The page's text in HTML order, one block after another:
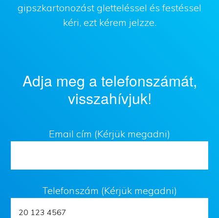
gipszkartonozást gletteléssel és festéssel
kéri, ezt kérem jelzze.
Adja meg a telefonszámát,
visszahívjuk!
Email cím (Kérjük megadni)
Telefonszám (Kérjük megadni)